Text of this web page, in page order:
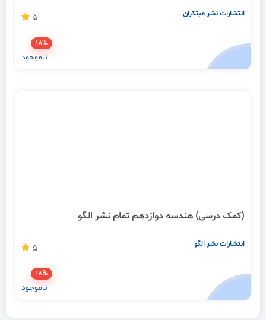
انتشارات نشر مبتکران 5
18%
ناموجود
(کمک درسی) هندسه دوازدهم تمام نشر الگو
انتشارات نشر الگو 5
18%
ناموجود